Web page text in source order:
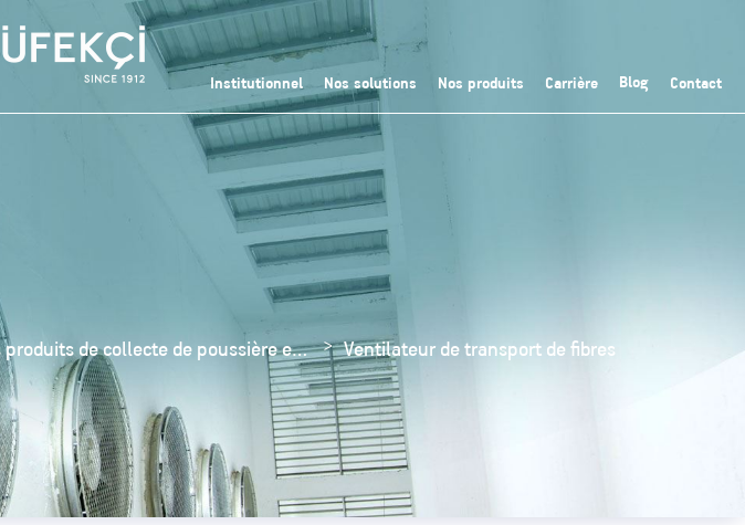
Institutionnel Nos solutions Nos produits Carrière Blog Contact
Nos produits de collecte de poussière et de bourre Ventilateur de transport de fibres